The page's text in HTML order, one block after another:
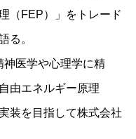
（FEP）」をトレード
る。
神医学や心理学に精
由エネルギー原理
装を目指して株式会社